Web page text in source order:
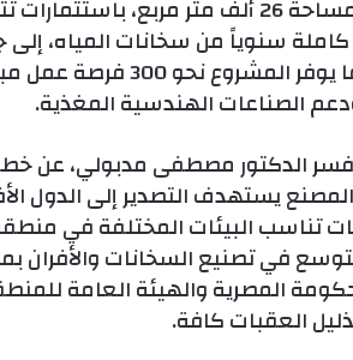
وحدة كاملة سنوياً من سخانات
سخانات المياه؛ كما
الصناعات الهندسية المغذية.
الدكتور مصطفى مدبولي، عن
المصنع يستهدف التصدير إلى الدول
تناسب البيئات المختلفة في
في تصنيع السخانات والأفران
المصرية والهيئة العامة
العقبات كافة.